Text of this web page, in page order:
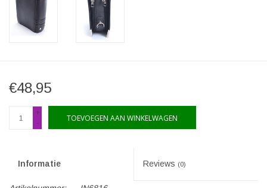
€48,95
+
-
TOEVOEGEN AAN WINKELWAGEN
Informatie Reviews (0)